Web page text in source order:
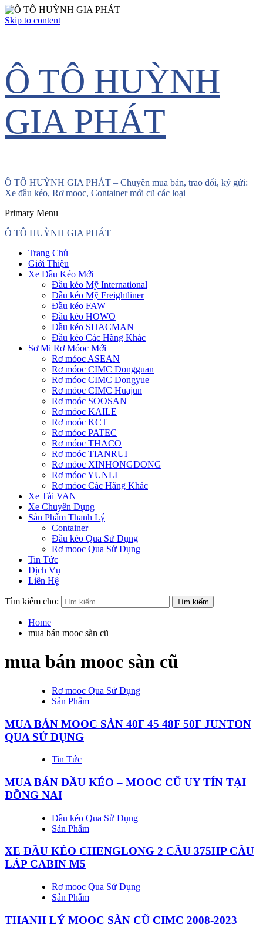
Skip to content
Ô TÔ HUỲNH
GIA PHÁT
Ô TÔ HUỲNH GIA PHÁT – Chuyên mua bán, trao đổi, ký gửi:
Xe đầu kéo, Rơ mooc, Container mới cũ các loại
Primary Menu
Ô TÔ HUỲNH GIA PHÁT
Trang Chủ
Giới Thiệu
Xe Đầu Kéo Mới
Đầu kéo Mỹ International
Đầu kéo Mỹ Freightliner
Đầu kéo FAW
Đầu kéo HOWO
Đầu kéo SHACMAN
Đầu kéo Các Hãng Khác
Sơ Mi Rơ Móoc Mới
Rơ móoc ASEAN
Rơ móoc CIMC Dongguan
Rơ móoc CIMC Dongyue
Rơ móoc CIMC Huajun
Rơ moóc SOOSAN
Rơ móoc KAILE
Rơ moóc KCT
Rơ móoc PATEC
Rơ móoc THACO
Rơ moóc TIANRUI
Rơ móoc XINHONGDONG
Rơ móoc YUNLI
Rơ móoc Các Hãng Khác
Xe Tải VAN
Xe Chuyên Dụng
Sản Phẩm Thanh Lý
Container
Đầu kéo Qua Sử Dụng
Rơ mooc Qua Sử Dụng
Tin Tức
Dịch Vụ
Liên Hệ
Tìm kiếm cho:
Home
mua bán mooc sàn cũ
mua bán mooc sàn cũ
Rơ mooc Qua Sử Dụng
Sản Phẩm
MUA BÁN MOOC SÀN 40F 45 48F 50F JUNTON
QUA SỬ DỤNG
Tin Tức
MUA BÁN ĐẦU KÉO – MOOC CŨ UY TÍN TẠI
ĐỒNG NAI
Đầu kéo Qua Sử Dụng
Sản Phẩm
XE ĐẦU KÉO CHENGLONG 2 CẦU 375HP CẦU
LÁP CABIN M5
Rơ mooc Qua Sử Dụng
Sản Phẩm
THANH LÝ MOOC SÀN CŨ CIMC 2008-2023